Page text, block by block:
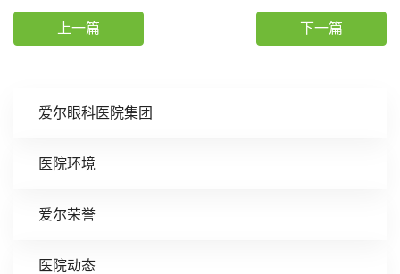
爱尔眼科医院集团
医院环境
爱尔荣誉
医院动态
上一篇 下一篇